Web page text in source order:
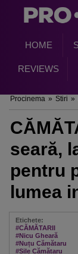
HOME
REVIEWS
Procinema » Stiri »
seară,
pentru
lumea
Etichete:
#CĂMĂTARII
#Nicu Gheară
#Nuțu Cămătaru
#Sile Cămătaru